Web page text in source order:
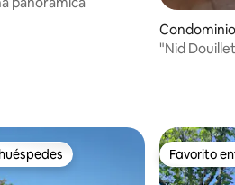
"Nid
entre huéspedes Favorito
Favorito